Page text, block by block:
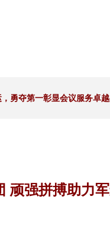
勇夺第一彰显会议服务卓
顽强拼搏助力